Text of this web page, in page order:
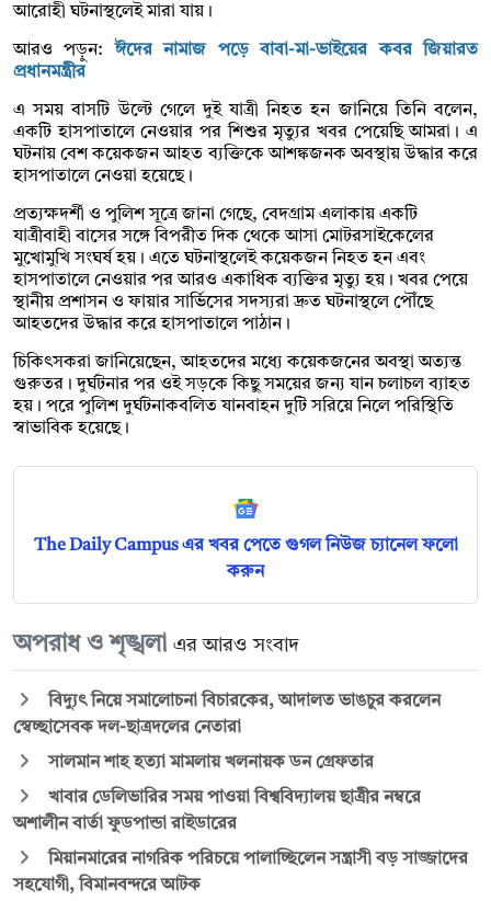
আরোহী ঘটনাস্থলেই মারা যায়।
আরও পড়ুন:ঈদের নামাজ পড়ে বাবা-মা-ভাইয়ের কবর জিয়ারত
প্রধানমন্ত্রীর
এ সময় বাসটি উল্টে গেলে দুই যাত্রী নিহত হন জানিয়ে তিনি বলেন,
একটি হাসপাতালে নেওয়ার পর শিশুর মৃত্যুর খবর পেয়েছি আমরা। এ
ঘটনায় বেশ কয়েকজন আহত ব্যক্তিকে আশঙ্কজনক অবস্থায় উদ্ধার করে
হাসপাতালে নেওয়া হয়েছে।
প্রত্যক্ষদর্শী ও পুলিশ সূত্রে জানা গেছে, বেদগ্রাম এলাকায় একটি
যাত্রীবাহী বাসের সঙ্গে বিপরীত দিক থেকে আসা মোটরসাইকেলের
মুখোমুখি সংঘর্ষ হয়। এতে ঘটনাস্থলেই কয়েকজন নিহত হন এবং
হাসপাতালে নেওয়ার পর আরও একাধিক ব্যক্তির মৃত্যু হয়। খবর পেয়ে
স্থানীয় প্রশাসন ও ফায়ার সার্ভিসের সদস্যরা দ্রুত ঘটনাস্থলে পৌঁছে
আহতদের উদ্ধার করে হাসপাতালে পাঠান।
চিকিৎসকরা জানিয়েছেন, আহতদের মধ্যে কয়েকজনের অবস্থা অত্যন্ত
গুরুতর। দুর্ঘটনার পর ওই সড়কে কিছু সময়ের জন্য যান চলাচল ব্যাহত
হয়। পরে পুলিশ দুর্ঘটনাকবলিত যানবাহন দুটি সরিয়ে নিলে পরিস্থিতি
স্বাভাবিক হয়েছে।
The Daily Campus এর খবর পেতে গুগল নিউজ চ্যানেল ফলো
করুন
অপরাধ ও শৃঙ্খলা এর আরও সংবাদ
বিদ্যুৎ নিয়ে সমালোচনা বিচারকের, আদালত ভাঙচুর করলেন
স্বেচ্ছাসেবক দল-ছাত্রদলের নেতারা
সালমান শাহ হত্যা মামলায় খলনায়ক ডন গ্রেফতার
খাবার ডেলিভারির সময় পাওয়া বিশ্ববিদ্যালয় ছাত্রীর নম্বরে
অশালীন বার্তা ফুডপান্ডা রাইডারের
মিয়ানমারের নাগরিক পরিচয়ে পালাচ্ছিলেন সন্ত্রাসী বড় সাজ্জাদের
সহযোগী, বিমানবন্দরে আটক